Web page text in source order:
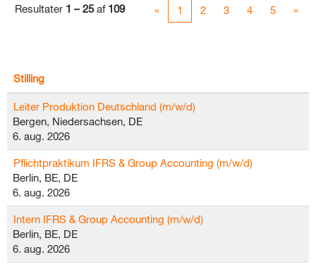
Resultater 1 – 25af 109 « 1 2 3 4 5 »
Stilling
Leiter Produktion Deutschland (m/w/d)
Bergen, Niedersachsen, DE
6. aug. 2026
Pflichtpraktikum IFRS & Group Accounting (m/w/d)
Berlin, BE, DE
6. aug. 2026
Intern IFRS & Group Accounting (m/w/d)
Berlin, BE, DE
6. aug. 2026